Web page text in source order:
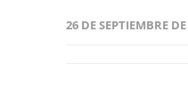
26 DE SEPTIEMBRE